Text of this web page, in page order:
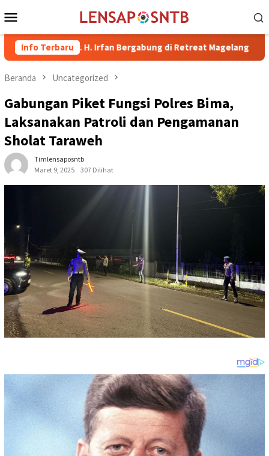
ke
Mobile
Info Terbaru
dr. H. Irfan Bergabung di Retreat Magelang Rutan
Beranda Uncategorized
Gabungan Piket Fungsi Polres Bima,
Laksanakan Patroli dan Pengamanan
Sholat Taraweh
Timlensaposntb
Maret 9, 2025
307 Dilihat